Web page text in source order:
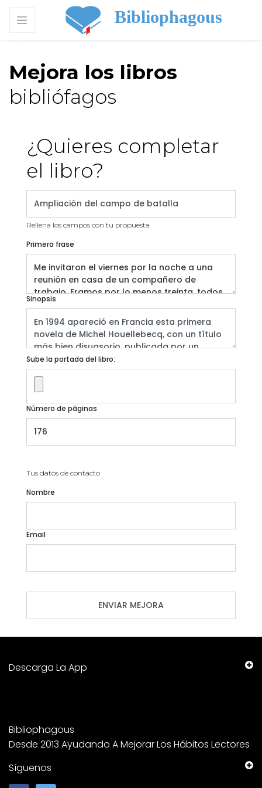
Bibliophagous
Mejora los libros
bibliófagos
¿Quieres completar
el libro?
Rellena los campos con tu propuesta
Primera frase
Sinopsis
Sube la portada del libro:
Número de páginas
Tus datos de contacto
Nombre
Email
Descarga La App
Bibliophagous
Desde 2013 Ayudando A Mejorar Los Hábitos Lectores
Síguenos